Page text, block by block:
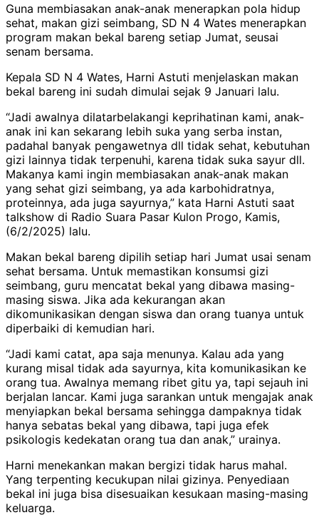
Guna membiasakan anak-anak menerapkan pola hidup
sehat, makan gizi seimbang, SD N 4 Wates menerapkan
program makan bekal bareng setiap Jumat, seusai
senam bersama.
Kepala SD N 4 Wates, Harni Astuti menjelaskan makan
bekal bareng ini sudah dimulai sejak 9 Januari lalu.
“Jadi awalnya dilatarbelakangi keprihatinan kami, anak-
anak ini kan sekarang lebih suka yang serba instan,
padahal banyak pengawetnya dll tidak sehat, kebutuhan
gizi lainnya tidak terpenuhi, karena tidak suka sayur dll.
Makanya kami ingin membiasakan anak-anak makan
yang sehat gizi seimbang, ya ada karbohidratnya,
proteinnya, ada juga sayurnya,” kata Harni Astuti saat
talkshow di Radio Suara Pasar Kulon Progo, Kamis,
(6/2/2025) lalu.
Makan bekal bareng dipilih setiap hari Jumat usai senam
sehat bersama. Untuk memastikan konsumsi gizi
seimbang, guru mencatat bekal yang dibawa masing-
masing siswa. Jika ada kekurangan akan
dikomunikasikan dengan siswa dan orang tuanya untuk
diperbaiki di kemudian hari.
“Jadi kami catat, apa saja menunya. Kalau ada yang
kurang misal tidak ada sayurnya, kita komunikasikan ke
orang tua. Awalnya memang ribet gitu ya, tapi sejauh ini
berjalan lancar. Kami juga sarankan untuk mengajak anak
menyiapkan bekal bersama sehingga dampaknya tidak
hanya sebatas bekal yang dibawa, tapi juga efek
psikologis kedekatan orang tua dan anak,” urainya.
Harni menekankan makan bergizi tidak harus mahal.
Yang terpenting kecukupan nilai gizinya. Penyediaan
bekal ini juga bisa disesuaikan kesukaan masing-masing
keluarga.